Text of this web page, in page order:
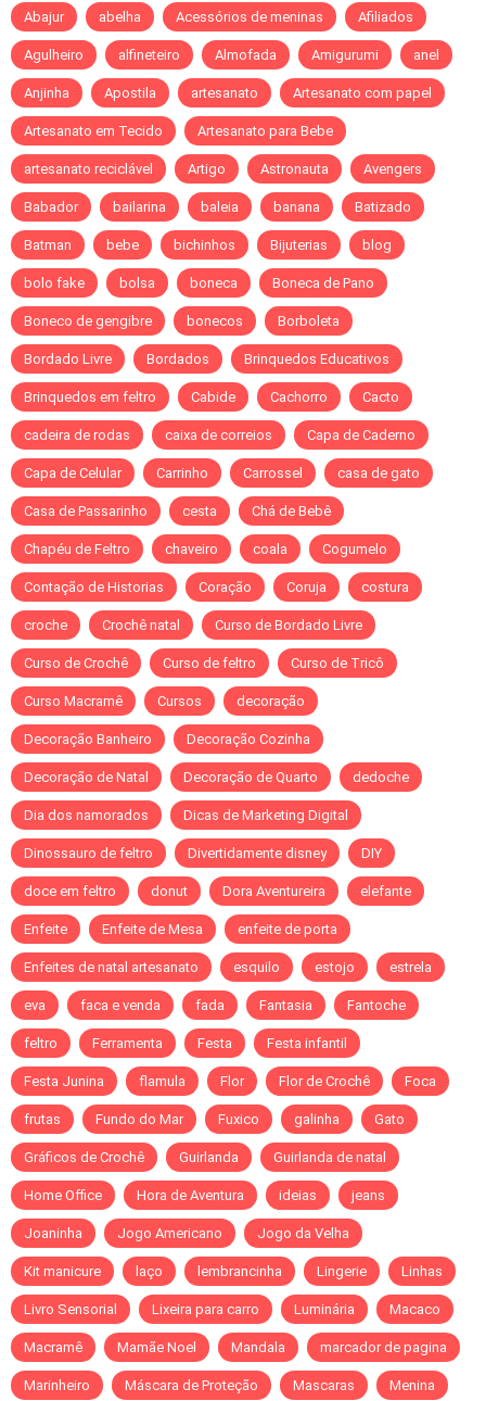
Abajur abelha Acessórios de meninas Afiliados
Agulheiro alfineteiro Almofada Amigurumi anel
Anjinha Apostila artesanato Artesanato com papel
Artesanato em Tecido Artesanato para Bebe
artesanato reciclável Artigo Astronauta Avengers
Babador bailarina baleia banana Batizado
Batman bebe bichinhos Bijuterias blog
bolo fake bolsa boneca Boneca de Pano
Boneco de gengibre bonecos Borboleta
Bordado Livre Bordados Brinquedos Educativos
Brinquedos em feltro Cabide Cachorro Cacto
cadeira de rodas caixa de correios Capa de Caderno
Capa de Celular Carrinho Carrossel casa de gato
Casa de Passarinho cesta Chá de Bebê
Chapéu de Feltro chaveiro coala Cogumelo
Contação de Historias Coração Coruja costura
croche Crochê natal Curso de Bordado Livre
Curso de Crochê Curso de feltro Curso de Tricô
Curso Macramê Cursos decoração
Decoração Banheiro Decoração Cozinha
Decoração de Natal Decoração de Quarto dedoche
Dia dos namorados Dicas de Marketing Digital
Dinossauro de feltro Divertidamente disney DIY
doce em feltro donut Dora Aventureira elefante
Enfeite Enfeite de Mesa enfeite de porta
Enfeites de natal artesanato esquilo estojo estrela
eva faca e venda fada Fantasia Fantoche
feltro Ferramenta Festa Festa infantil
Festa Junina flamula Flor Flor de Crochê Foca
frutas Fundo do Mar Fuxico galinha Gato
Gráficos de Crochê Guirlanda Guirlanda de natal
Home Office Hora de Aventura ideias jeans
Joaninha Jogo Americano Jogo da Velha
Kit manicure laço lembrancinha Lingerie Linhas
Livro Sensorial Lixeira para carro Luminária Macaco
Macramê Mamãe Noel Mandala marcador de pagina
Marinheiro Máscara de Proteção Mascaras Menina